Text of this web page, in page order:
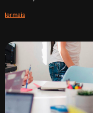
ler mais